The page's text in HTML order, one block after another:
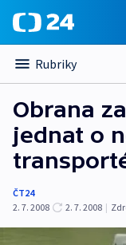
Rubriky
Obrana
jednat o
ČT24
2. 7. 2008
2. 7. 2008 |